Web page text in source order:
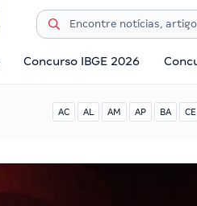
Concurso IBGE 2026
AC AL AM AP BA CE